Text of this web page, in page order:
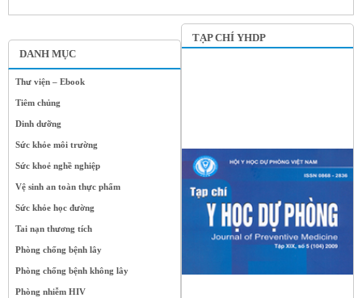
DANH MỤC
Thư viện – Ebook
Tiêm chủng
Dinh dưỡng
Sức khỏe môi trường
Sức khoẻ nghề nghiệp
Vệ sinh an toàn thực phẩm
Sức khỏe học đường
Tai nạn thương tích
Phòng chống bệnh lây
Phòng chống bệnh không lây
Phòng nhiễm HIV
TẠP CHÍ YHDP